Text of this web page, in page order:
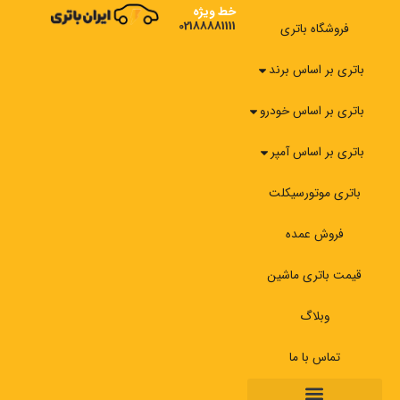
فروشگاه باتری
باتری بر اساس برند
باتری بر اساس خودرو
باتری بر اساس آمپر
باتری موتورسیکلت
فروش عمده
قیمت باتری ماشین
وبلاگ
تماس با ما
خط ویژه
02188881111